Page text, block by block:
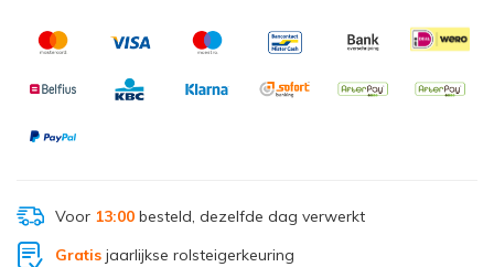
Voor 13:00besteld, dezelfde dag verwerkt
Gratisjaarlijkse rolsteigerkeuring